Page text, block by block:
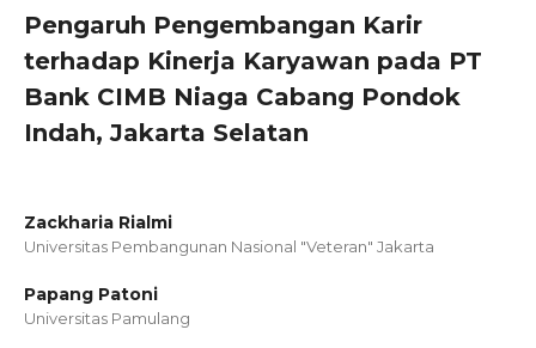
Pengaruh Pengembangan Karir
terhadap Kinerja Karyawan pada PT
Bank CIMB Niaga Cabang Pondok
Indah, Jakarta Selatan
Zackharia Rialmi
Universitas Pembangunan Nasional "Veteran" Jakarta
Papang Patoni
Universitas Pamulang